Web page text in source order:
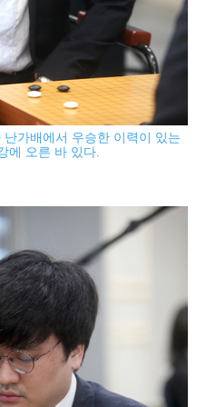
가배에서 우승한 이력이 있는
에 오른 바 있다.